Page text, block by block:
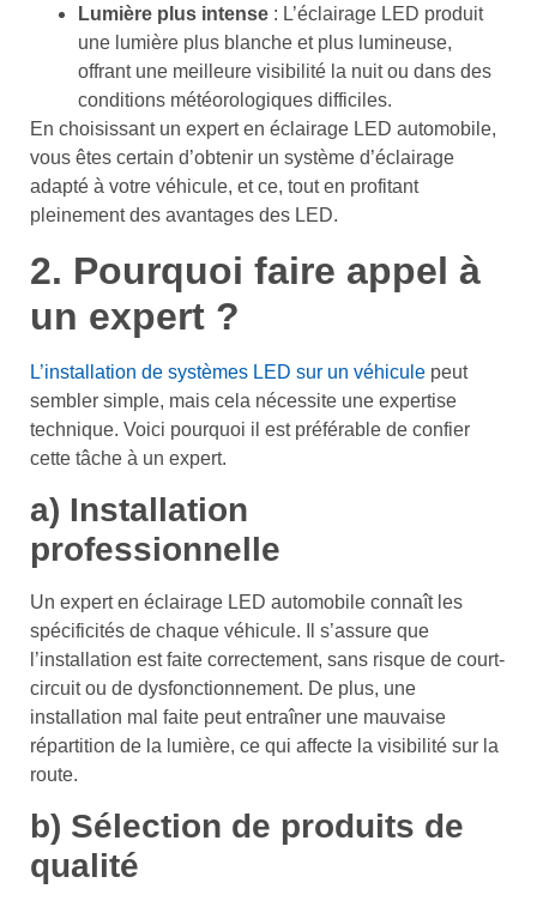
Lumière plus intense : L’éclairage LED produit
une lumière plus blanche et plus lumineuse,
offrant une meilleure visibilité la nuit ou dans des
conditions météorologiques difficiles.
En choisissant un expert en éclairage LED automobile,
vous êtes certain d’obtenir un système d’éclairage
adapté à votre véhicule, et ce, tout en profitant
pleinement des avantages des LED.
2. Pourquoi faire appel à
un expert ?
L’installation de systèmes LED sur un véhicule peut
sembler simple, mais cela nécessite une expertise
technique. Voici pourquoi il est préférable de confier
cette tâche à un expert.
a) Installation
professionnelle
Un expert en éclairage LED automobile connaît les
spécificités de chaque véhicule. Il s’assure que
l’installation est faite correctement, sans risque de court-
circuit ou de dysfonctionnement. De plus, une
installation mal faite peut entraîner une mauvaise
répartition de la lumière, ce qui affecte la visibilité sur la
route.
b) Sélection de produits de
qualité